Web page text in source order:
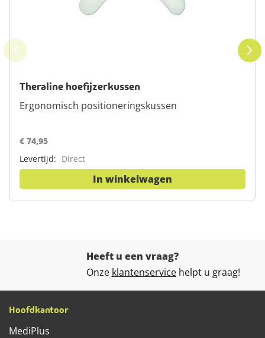
Theraline hoefijzerkussen
Ergonomisch positioneringskussen
€ 74,95
Levertijd: Direct
In winkelwagen
Heeft u een vraag?
Onze klantenservicehelpt u graag!
Hoofdkantoor
MediPlus